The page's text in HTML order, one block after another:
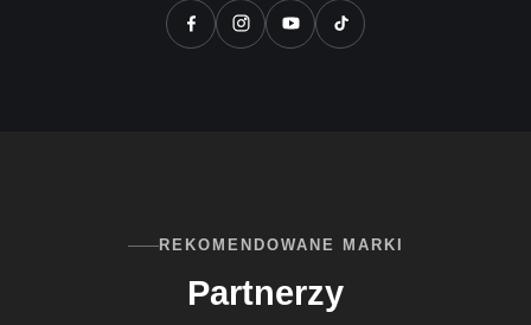
REKOMENDOWANE MARKI
Partnerzy